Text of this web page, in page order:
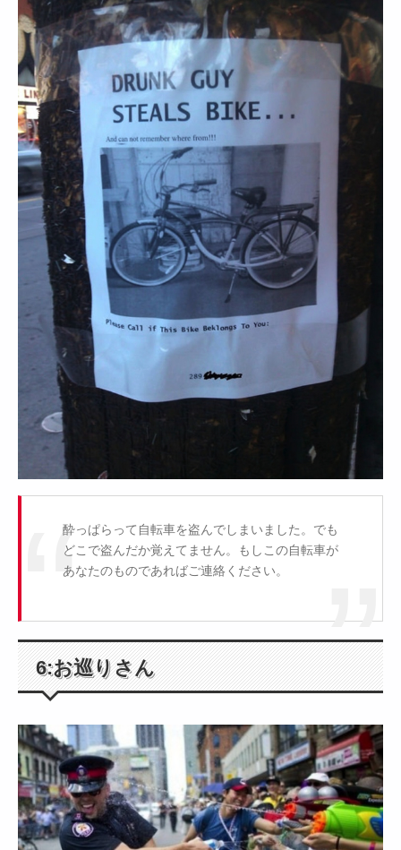
酔っぱらって自転車を盗んでしまいました。でも
どこで盗んだか覚えてません。もしこの自転車が
あなたのものであればご連絡ください。
6:お巡りさん